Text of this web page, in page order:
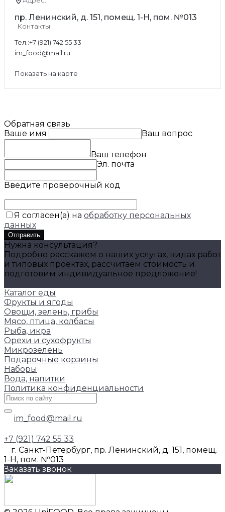
пр. Ленинский, д. 151, помещ. 1-Н, пом. №013
Контакты:
Тел.:+7 (921) 742 55 33
im_food@mail.ru
Показать на карте
Обратная связь
Ваше имя
Ваш вопрос
Ваш телефон
Эл. почта
Введите проверочный код
Я согласен(а) на обработку персональных
данных
Отправить
Нужна консультация?
Подробно расскажем о наших услугах, видах работ
и типовых проектах, рассчитаем стоимость и
подготовим индивидуальное предложение!
Каталог еды
Фрукты и ягоды
Овощи, зелень, грибы
Мясо, птица, колбасы
Рыба, икра
Орехи и сухофрукты
Микрозелень
Подарочные корзины
Наборы
Вода, напитки
Политика конфиденциальности
im_food@mail.ru
+7 (921) 742 55 33
г. Санкт-Петербург, пр. Ленинский, д. 151, помещ.
1-Н, пом. №013
Заказать звонок